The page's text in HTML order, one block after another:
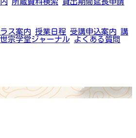
ス案内 授業日程 受講申込案内 講
世宗学堂ジャーナル よくある質問